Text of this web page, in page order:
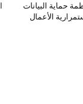
حماية البيانات
الأعمال